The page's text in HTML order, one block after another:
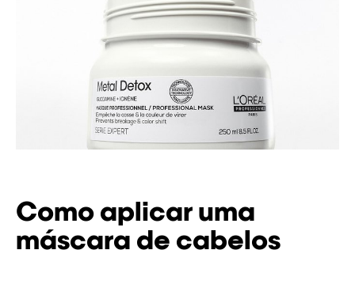
Como aplicar uma
máscara de cabelos